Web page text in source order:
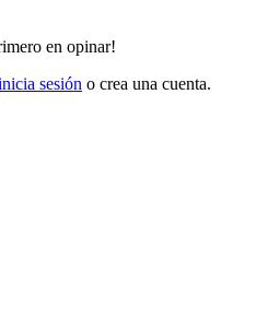
en opinar!
sesión o crea una cuenta.